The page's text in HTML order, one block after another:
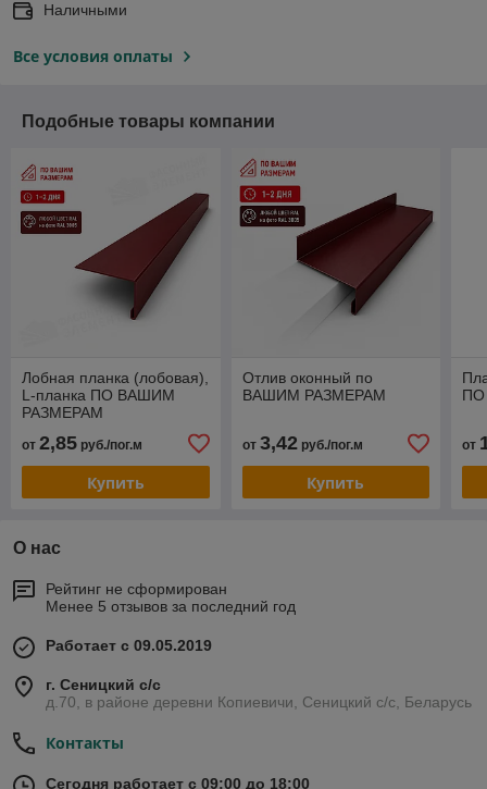
Наличными
Все условия оплаты
Подобные товары компании
Лобная планка (лобовая),
L-планка ПО ВАШИМ
РАЗМЕРАМ
от 2,85 руб./пог.м
Купить
Отлив оконный по
ВАШИМ РАЗМЕРАМ
от 3,42руб./пог.м
Купить
от
О нас
Рейтинг не сформирован
Менее 5 отзывов за последний год
Работает с 09.05.2019
г. Сеницкий с/c
д.70, в районе деревни Копиевичи, Сеницкий с/c, Беларусь
Контакты
Сегодня работает с 09:00 до 18:00